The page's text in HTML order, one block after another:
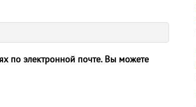
по электронной почте. Вы можете